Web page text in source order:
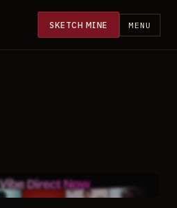
SKETCH MINE MENU